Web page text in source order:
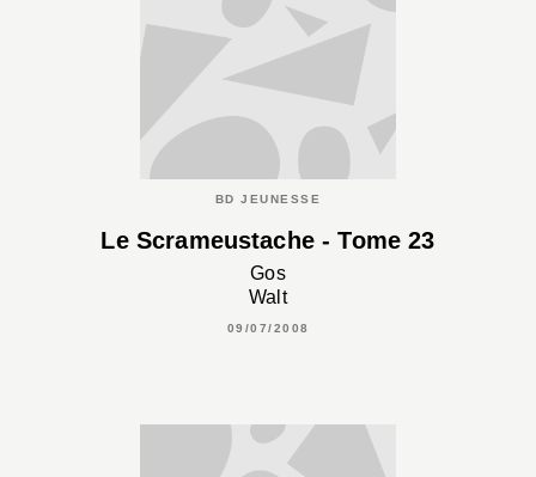
BD JEUNESSE
Le Scrameustache - Tome 23
Gos
Walt
09/07/2008